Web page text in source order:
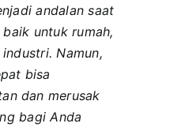
andalan saat
untuk rumah,
Namun,
bisa
dan merusak
bagi Anda